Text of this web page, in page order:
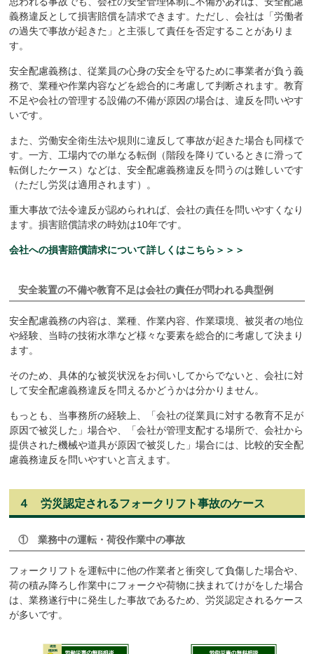
義務違反として損害賠償を請求できます。ただし、会社は「労働者
の過失で事故が起きた」と主張して責任を否定することがありま
す。
安全配慮義務は、従業員の心身の安全を守るために事業者が負う義
務で、業種や作業内容などを総合的に考慮して判断されます。教育
不足や会社の管理する設備の不備が原因の場合は、違反を問いやす
いです。
また、労働安全衛生法や規則に違反して事故が起きた場合も同様で
す。一方、工場内での単なる転倒（階段を降りているときに滑って
転倒したケース）などは、安全配慮義務違反を問うのは難しいです
（ただし労災は適用されます）。
重大事故で法令違反が認められれば、会社の責任を問いやすくなり
ます。損害賠償請求の時効は10年です。
会社への損害賠償請求について詳しくはこちら＞＞＞
安全装置の不備や教育不足は会社の責任が問われる典型例
安全配慮義務の内容は、業種、作業内容、作業環境、被災者の地位
や経験、当時の技術水準など様々な要素を総合的に考慮して決まり
ます。
そのため、具体的な被災状況をお伺いしてからでないと、会社に対
して安全配慮義務違反を問えるかどうかは分かりません。
もっとも、当事務所の経験上、「会社の従業員に対する教育不足が
原因で被災した」場合や、「会社が管理支配する場所で、会社から
提供された機械や道具が原因で被災した」場合には、比較的安全配
慮義務違反を問いやすいと言えます。
４ 労災認定されるフォークリフト事故のケース
①業務中の運転・荷役作業中の事故
フォークリフトを運転中に他の作業者と衝突して負傷した場合や、
荷の積み降ろし作業中にフォークや荷物に挟まれてけがをした場合
は、業務遂行中に発生した事故であるため、労災認定されるケース
が多いです。